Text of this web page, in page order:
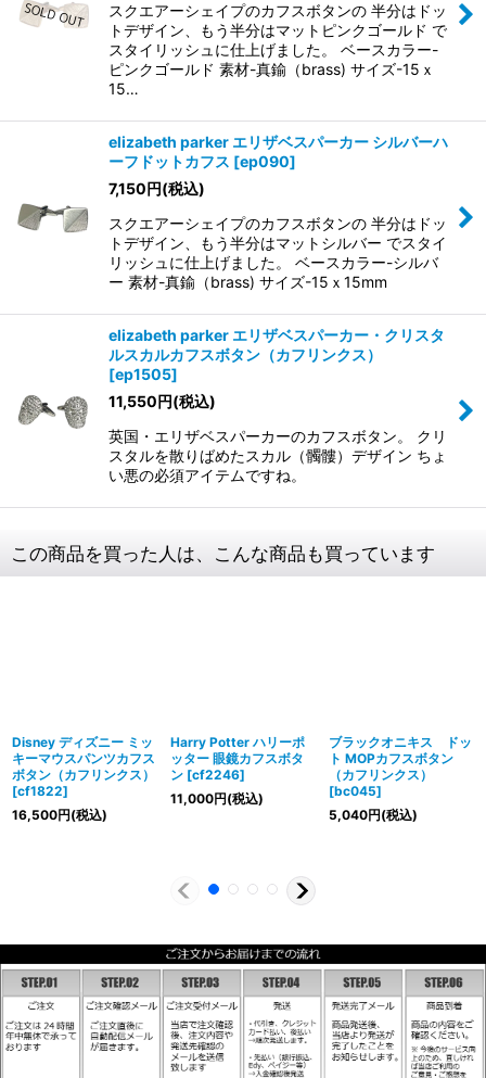
スクエアーシェイプのカフスボタンの 半分はドッ
トデザイン、もう半分はマットピンクゴールド で
スタイリッシュに仕上げました。 ベースカラー-
ピンクゴールド 素材-真鍮（brass) サイズ-15ｘ
15…
elizabeth parker エリザベスパーカー シルバーハ
ーフドットカフス [ep090]
7,150円(税込)
スクエアーシェイプのカフスボタンの 半分はドッ
トデザイン、もう半分はマットシルバー でスタイ
リッシュに仕上げました。 ベースカラー-シルバ
ー 素材-真鍮（brass) サイズ-15ｘ15mm
elizabeth parker エリザベスパーカー・クリスタ
ルスカルカフスボタン（カフリンクス）
[ep1505]
11,550円(税込)
英国・エリザベスパーカーのカフスボタン。 クリ
スタルを散りばめたスカル（髑髏）デザイン ちょ
い悪の必須アイテムですね。
この商品を買った人は、こんな商品も買っています
Disney ディズニー ミッ
キーマウスパンツカフス
ボタン（カフリンクス）
[cf1822]
16,500円(税込)
Harry Potter ハリーポ
ッター 眼鏡カフスボタ
ン [cf2246]
11,000円(税込)
ブラックオニキス ドッ
ト MOPカフスボタン
（カフリンクス）
[bc045]
5,040円(税込)